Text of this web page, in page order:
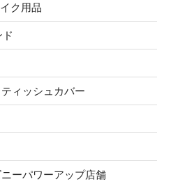
ク用品
ィッシュカバー
ーパワーアップ店舗